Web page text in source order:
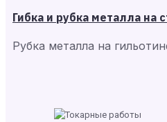
Гибка и рубка металла на
Рубка металла на